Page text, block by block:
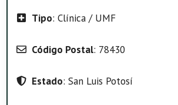
Tipo: Clínica / UMF
Código Postal: 78430
Estado: San Luis Potosí